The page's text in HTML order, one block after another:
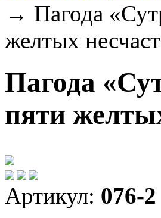
→ Пагода
желтых
Пагода
пяти
Артикул: 076-2